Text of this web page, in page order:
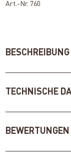
Art.-Nr. 760
BESCHREIBUNG
TECHNISCHE